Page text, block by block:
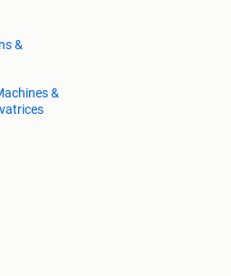
&
&